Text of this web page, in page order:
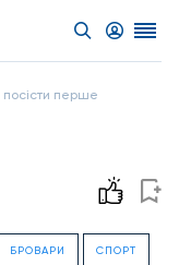
посісти перше
БРОВАРИ СПОРТ